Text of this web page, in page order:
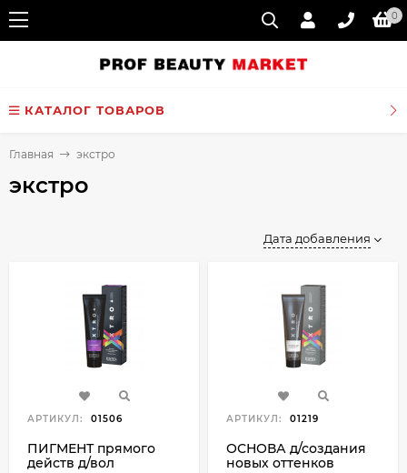
0
КАТАЛОГ ТОВАРОВ
Главная экстро
экстро
Дата добавления
АРТИКУЛ: 01506
ПИГМЕНТ прямого
действ д/вол
АРТИКУЛ: 01219
ОСНОВА д/создания
новых оттенков